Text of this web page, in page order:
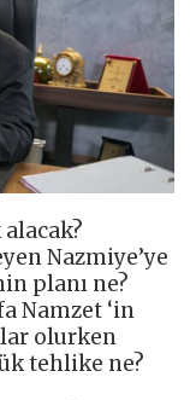
Nazmiye’ye
planı ne?
Namzet ‘in
olurken
tehlike ne?